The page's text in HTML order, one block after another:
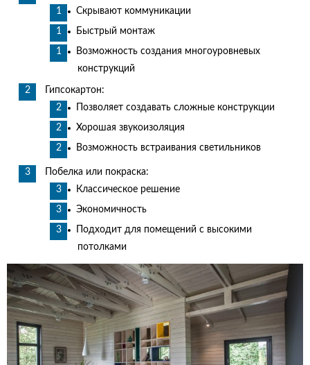
Скрывают коммуникации
Быстрый монтаж
Возможность создания многоуровневых
конструкций
Гипсокартон:
Позволяет создавать сложные конструкции
Хорошая звукоизоляция
Возможность встраивания светильников
Побелка или покраска:
Классическое решение
Экономичность
Подходит для помещений с высокими
потолками